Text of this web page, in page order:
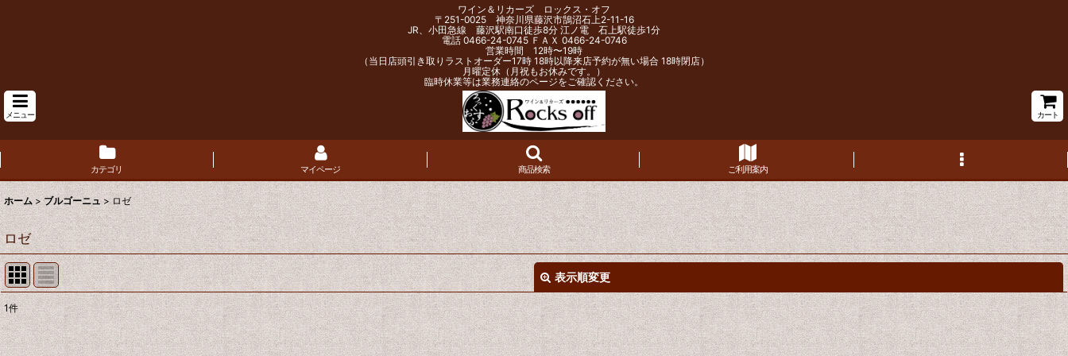
ワイン＆リカーズ ロックス・オフ
〒251-0025 神奈川県藤沢市鵠沼石上2-11-16
JR、小田急線 藤沢駅南口徒歩8分 江ノ電 石上駅徒歩1分
電話 0466-24-0745 ＦＡＸ 0466-24-0746
営業時間 12時〜19時
（当日店頭引き取りラストオーダー17時 18時以降来店予約が無い場合 18時閉店）
月曜定休（月祝もお休みです。）
臨時休業等は業務連絡のページをご確認ください。
メニュー カート
カテゴリ マイページ 商品検索 ご利用案内
ホーム > ブルゴーニュ > ロゼ
ロゼ
表示順変更
表示数 :
1件